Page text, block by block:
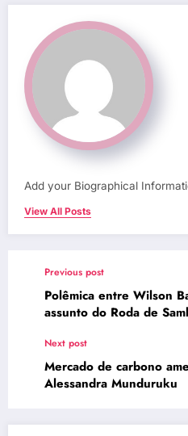
Add your Biographical
View All Posts
Previous post
Polêmica entre Wilson
assunto do Roda de
Next post
Mercado de carbono
Alessandra Munduruku